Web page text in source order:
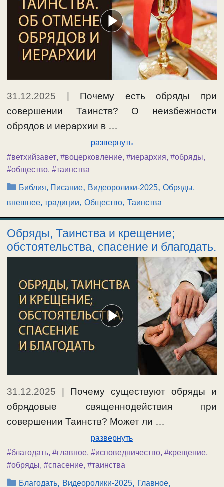
31.12.2025
Почему есть обряды при
совершении Таинств? О неизбежности
обрядов и иерархии в …
развернуть
#ветхийзавет, #воцерковление, #иерархия, #обряды,
#общество, #таинства
Рубрики
Библия, Писание, Видеоролики-2025,Обряды,
внешнее, традиции, Общество, Таинства
Обряды, Таинства и крещение;
обстоятельства, спасение и благодать.
31.12.2025
Почему существуют обряды и
обрядовые священнодействия при
совершении Таинств? Может ли …
развернуть
#благодать, #главное, #исповедничество, #крещение,
#обряды, #спасение, #таинства
Рубрики
Благодать, Видеоролики-2025, Главное,